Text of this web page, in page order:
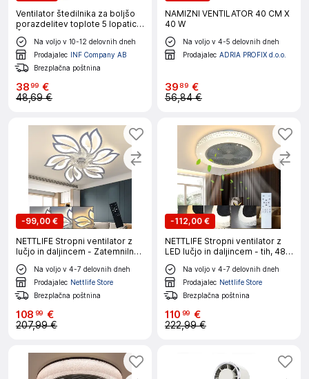
Ventilator štedilnika za boljšo
porazdelitev toplote 5 lopatic
Črna
Na voljo v 10-12 delovnih dneh
Prodajalec INF Company AB
Brezplačna poštnina
3899 €
48,69 €
NAMIZNI VENTILATOR 40 CM X
40 W
Na voljo v 4-5 delovnih dneh
Prodajalec ADRIA PROFIX d.o.o.
3989 €
56,84 €
-99,00 €
NETTLIFE Stropni ventilator z
lučjo in daljincem - Zatemnilna
LED stropna svetilka, funkcija
časovnika, kreativna zasnova 6
luči
Na voljo v 4-7 delovnih dneh
Prodajalec Nettlife Store
Brezplačna poštnina
108 99 €
207,99 €
-112,00 €
NETTLIFE Stropni ventilator z
LED lučjo in daljincem - tih, 48,5
cm, zatemnitvijo, časovnikom,
kristalni dizajn za dnevno
sobo/spalnico
Na voljo v 4-7 delovnih dneh
Prodajalec Nettlife Store
Brezplačna poštnina
110 99 €
222,99 €